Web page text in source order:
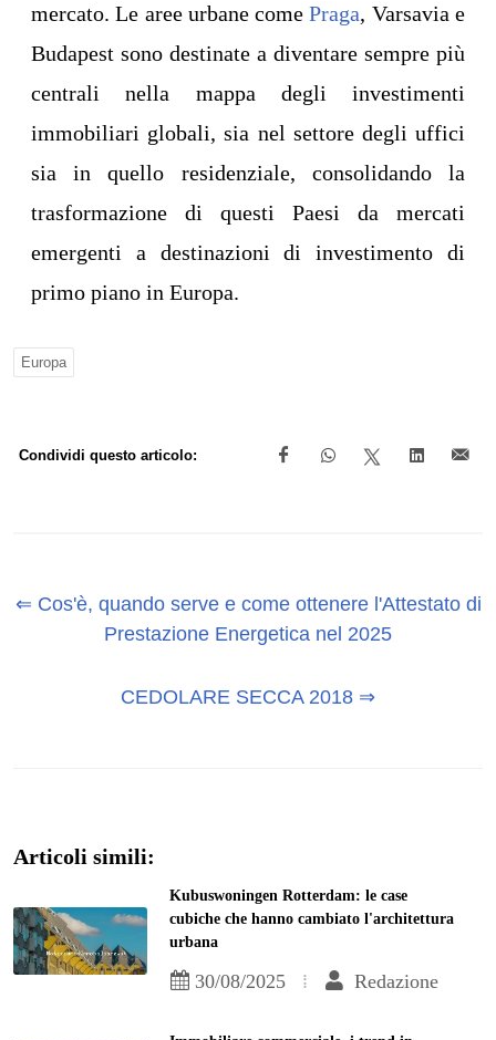
mercato. Le aree urbane comePraga, Varsavia e
Budapest sono destinate a diventare sempre più
centrali nella mappa degli investimenti
immobiliari globali, sia nel settore degli uffici
sia in quello residenziale, consolidando la
trasformazione di questi Paesi da mercati
emergenti a destinazioni di investimento di
primo piano in Europa.
Europa
Condividi questo articolo:
⇐ Cos'è, quando serve e come ottenere l'Attestato di
Prestazione Energetica nel 2025
CEDOLARE SECCA 2018 ⇒
Articoli simili:
Kubuswoningen Rotterdam: le case
cubiche che hanno cambiato l'architettura
urbana
30/08/2025 Redazione